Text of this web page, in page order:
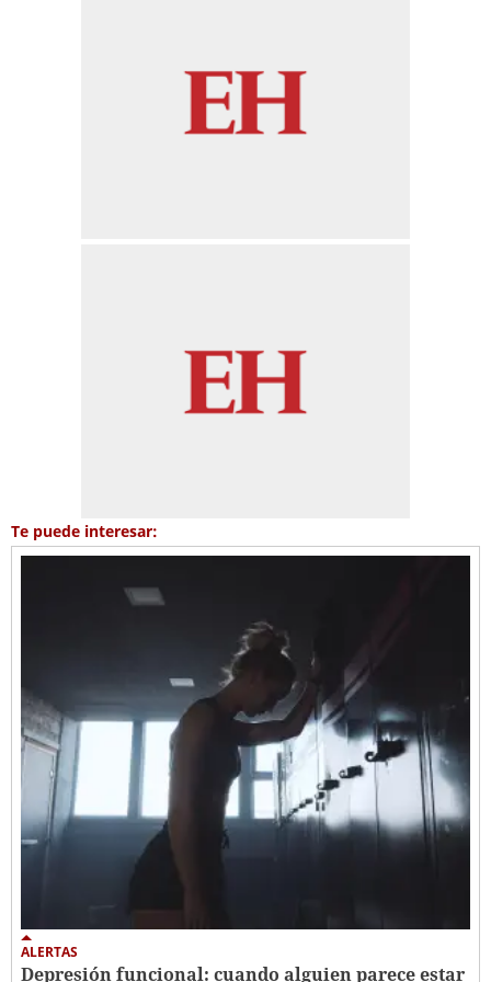
Te puede interesar:
ALERTAS
Depresión funcional: cuando alguien parece estar